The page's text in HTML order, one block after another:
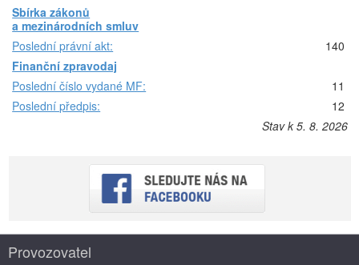
Sbírka zákonů
a mezinárodních smluv
Poslední právní akt:
140
Finanční zpravodaj
Poslední číslo vydané MF:
11
Poslední předpis:
12
Stav k 5. 8. 2026
Provozovatel